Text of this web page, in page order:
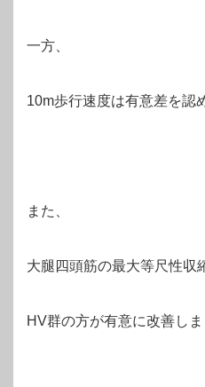
一方、
10m歩行速度は有意差を認
また、
大腿四頭筋の最大等尺性収
HV群の方が有意に改善しま